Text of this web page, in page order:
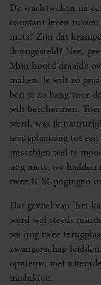
De wachtweken na
constant leven
niets? Zijn dat
ik ongesteld? Nee,
Mijn hoofd draaide
maken. Je wilt zo
ben je zo bang voor
wilt beschermen.
werd, was ik
terugplaatsing tot
misschien wel te
nog niets, we hadden
twee ICSI-pogingen
Dat gevoel van ‘het
werd wel steeds
we nog twee
zwangerschap
opnieuw, met
mislukten.